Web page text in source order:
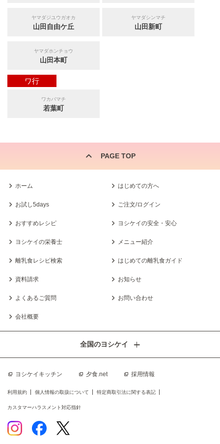
ヤマダジユウガオカ
山田自由ケ丘
ヤマダシンマチ
山田新町
ヤマダホンチョウ
山田本町
ワ行
ワカバマチ
若葉町
PAGE TOP
ホーム はじめての方へ
お試し5days ご注文/ログイン
おすすめレシピ ヨシケイの安全・安心
ヨシケイの栄養士 メニュー紹介
離乳食レシピ検索 はじめての離乳食ガイド
資料請求 お知らせ
よくあるご質問 お問い合わせ
会社概要
ヨシケイキッチン 夕食.net 採用情報
全国のヨシケイ
利用規約 個人情報の取扱について 特定商取引法に関する表記
カスタマーハラスメント対応指針